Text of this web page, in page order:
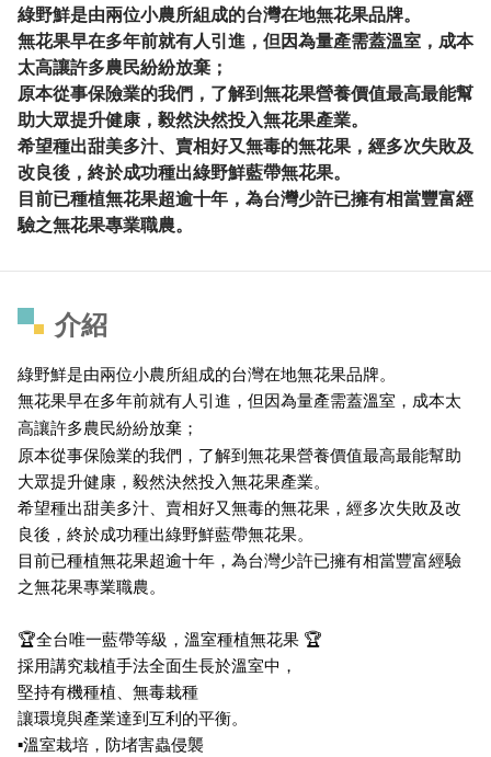
綠野鮮是由兩位小農所組成的台灣在地無花果品牌。
無花果早在多年前就有人引進，但因為量產需蓋溫室，成本
太高讓許多農民紛紛放棄；
原本從事保險業的我們，了解到無花果營養價值最高最能幫
助大眾提升健康，毅然決然投入無花果產業。
希望種出甜美多汁、賣相好又無毒的無花果，經多次失敗及
改良後，終於成功種出綠野鮮藍帶無花果。
目前已種植無花果超逾十年，為台灣少許已擁有相當豐富經
驗之無花果專業職農。
介紹
綠野鮮是由兩位小農所組成的台灣在地無花果品牌。
無花果早在多年前就有人引進，但因為量產需蓋溫室，成本太
高讓許多農民紛紛放棄；
原本從事保險業的我們，了解到無花果營養價值最高最能幫助
大眾提升健康，毅然決然投入無花果產業。
希望種出甜美多汁、賣相好又無毒的無花果，經多次失敗及改
良後，終於成功種出綠野鮮藍帶無花果。
目前已種植無花果超逾十年，為台灣少許已擁有相當豐富經驗
之無花果專業職農。
🏆全台唯一藍帶等級，溫室種植無花果 🏆
採用講究栽植手法全面生長於溫室中，
堅持有機種植、無毒栽種
讓環境與產業達到互利的平衡。
▪溫室栽培，防堵害蟲侵襲